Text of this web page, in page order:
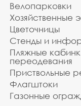
Велопарковки
Хозяйственные
Цветочницы
Стенды и
Пляжные
переодевания
Приствольные
Флагштоки
Газонные